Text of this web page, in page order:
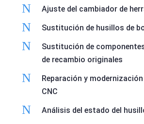
N Ajuste del cambiador de
N Sustitución de husillos de
N
Sustitución de
de recambio originales
N
Reparación y
CNC
N Análisis del estado del